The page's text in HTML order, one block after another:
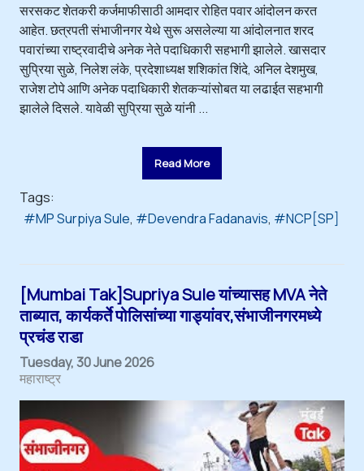
सरसकट शेतकरी कर्जमाफीसाठी आमदार रोहित पवार आंदोलन करत
आहेत. छत्रपती संभाजीनगर येथे सुरू असलेल्या या आंदोलनात शरद
पवारांच्या राष्ट्रवादीचे अनेक नेते पदाधिकारी सहभागी झालेले. खासदार
सुप्रिया सुळे, निलेश लंके, प्रदेशाध्यक्ष शशिकांत शिंदे, अनिल देशमुख,
राजेश टोपे आणि अनेक पदाधिकारी शेतकऱ्यांसोबत या लढाईत सहभागी
झालेले दिसले. यावेळी सुप्रिया सुळे यांनी ...
Read More
Tags:
MP Surpiya Sule
Devendra Fadanavis NCP[SP]
[Mumbai Tak]Supriya Sule यांच्यासह MVA नेते
ताब्यात, कार्यकर्ते पोलिसांच्या गाड्यांवर,संभाजीनगरमध्ये
प्रचंड राडा
Tuesday, 30 June 2026
महाराष्ट्र